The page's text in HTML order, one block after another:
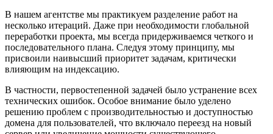
В нашем агентстве мы практикуем разделение работ на
несколько итераций. Даже при необходимости глобальной
переработки проекта, мы всегда придерживаемся четкого и
последовательного плана. Следуя этому принципу, мы
присвоили наивысший приоритет задачам, критически
влияющим на индексацию.
В частности, первостепенной задачей было устранение всех
технических ошибок. Особое внимание было уделено
решению проблем с производительностью и доступностью
домена для пользователей, что включало переезд на новый